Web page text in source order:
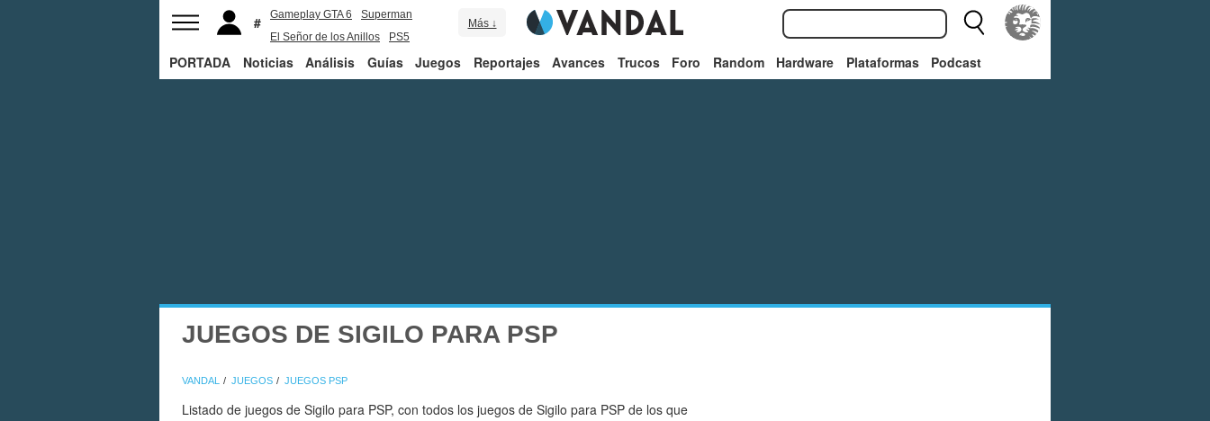
Gameplay GTA 6
Superman
El Señor de los Anillos
PS5
Más ↓
PORTADA Noticias Análisis Guías Juegos Reportajes Avances Trucos Foro Random Hardware Plataformas Podcast
JUEGOS DE SIGILO PARA PSP
VANDAL JUEGOS JUEGOS PSP
Listado de juegos de Sigilo para PSP, con todos los juegos de Sigilo para PSP de los que